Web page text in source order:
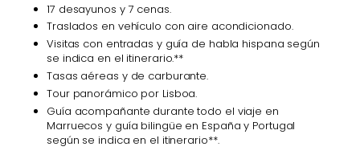
17 desayunos y 7 cenas.
Traslados en vehículo con aire acondicionado.
Visitas con entradas y guía de habla hispana según
se indica en el itinerario.**
Tasas aéreas y de carburante.
Tour panorámico por Lisboa.
Guía acompañante durante todo el viaje en
Marruecos y guía bilingüe en España y Portugal
según se indica en el itinerario**.